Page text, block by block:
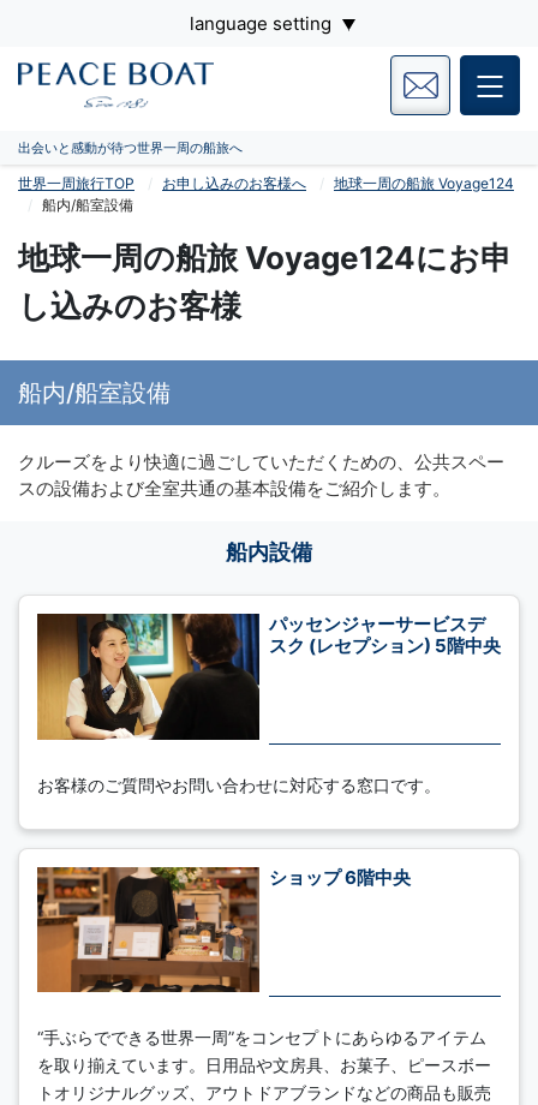
language setting
出会いと感動が待つ世界一周の船旅へ
世界一周旅行TOP お申し込みのお客様へ
地球一周の船旅 Voyage124
船内/船室設備
地球一周の船旅 Voyage124にお申
し込みのお客様
船内/船室設備
クルーズをより快適に過ごしていただくための、公共スペー
スの設備および全室共通の基本設備をご紹介します。
船内設備
パッセンジャーサービスデ
スク (レセプション) 5階中央
お客様のご質問やお問い合わせに対応する窓口です。
ショップ 6階中央
“手ぶらでできる世界一周”をコンセプトにあらゆるアイテム
を取り揃えています。日用品や文房具、お菓子、ピースボー
トオリジナルグッズ、アウトドアブランドなどの商品も販売